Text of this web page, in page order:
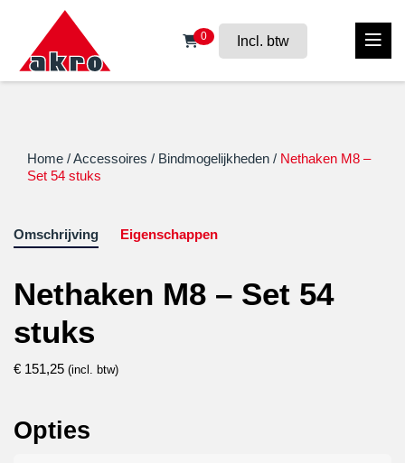
0 Incl. btw
Home /Accessoires / Bindmogelijkheden / Nethaken M8 –
Set 54 stuks
Omschrijving Eigenschappen
Nethaken M8 – Set 54
stuks
€ 151,25 (incl. btw)
Opties